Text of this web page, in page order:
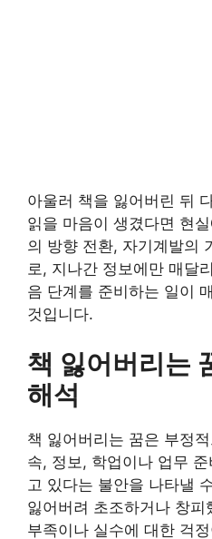
아울러 책을 잃어버린 뒤
읽을 마음이 생겼다면 현
의 방향 전환, 자기계발의
로, 지나간 정보에만 매달
음 단계를 준비하는 일이
것입니다.
책 잃어버리는
해석
책 잃어버리는 꿈은 부정
속, 정보, 학업이나 업무
고 있다는 불안을 나타낼
잃어버려 초조하거나 창피
부족이나 실수에 대한 걱